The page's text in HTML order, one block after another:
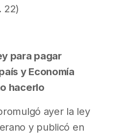
22)
para pagar
y Economía
hacerlo
ayer la ley
y publicó en